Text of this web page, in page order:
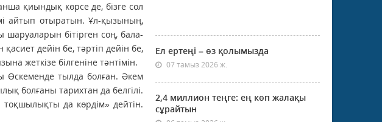
қиындық көрсе де, бізге сол
айтып отыратын. Ұл-қызының,
бітірген соң, бала-
дейін бе, тәртіп дейін бе,
жеткізе білгеніне тәнтімін.
Өскеменде тылда болған. Әкем
болғаны тарихтан да белгілі.
да көрдім» дейтін.
Ел ертеңі – өз қолымызда
07 тамыз 2026 ж.
2,4 миллион теңге: ең көп жалақы
сұрайтын